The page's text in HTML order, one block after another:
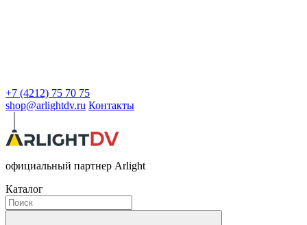
+7 (4212) 75 70 75
shop@arlightdv.ru Контакты
официальный партнер Arlight
Каталог